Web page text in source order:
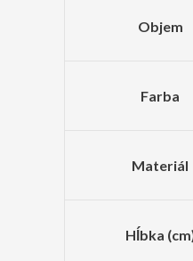
Objem
Farba
Materiál
Hĺbka